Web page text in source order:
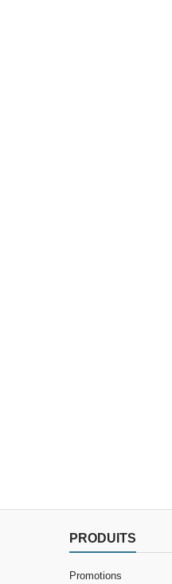
PRODUITS
Promotions